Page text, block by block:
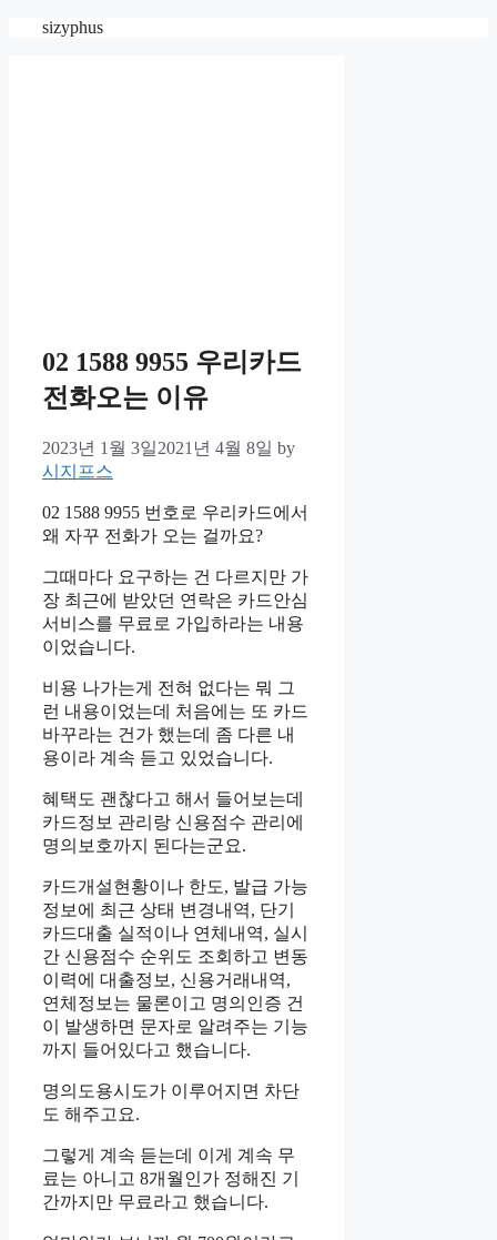
sizyphus
02 1588 9955 우리카드
전화오는 이유
2023년 1월 3일2021년 4월 8일 by
시지프스
02 1588 9955 번호로 우리카드에서
왜 자꾸 전화가 오는 걸까요?
그때마다 요구하는 건 다르지만 가
장 최근에 받았던 연락은 카드안심
서비스를 무료로 가입하라는 내용
이었습니다.
비용 나가는게 전혀 없다는 뭐 그
런 내용이었는데 처음에는 또 카드
바꾸라는 건가 했는데 좀 다른 내
용이라 계속 듣고 있었습니다.
혜택도 괜찮다고 해서 들어보는데
카드정보 관리랑 신용점수 관리에
명의보호까지 된다는군요.
카드개설현황이나 한도, 발급 가능
정보에 최근 상태 변경내역, 단기
카드대출 실적이나 연체내역, 실시
간 신용점수 순위도 조회하고 변동
이력에 대출정보, 신용거래내역,
연체정보는 물론이고 명의인증 건
이 발생하면 문자로 알려주는 기능
까지 들어있다고 했습니다.
명의도용시도가 이루어지면 차단
도 해주고요.
그렇게 계속 듣는데 이게 계속 무
료는 아니고 8개월인가 정해진 기
간까지만 무료라고 했습니다.